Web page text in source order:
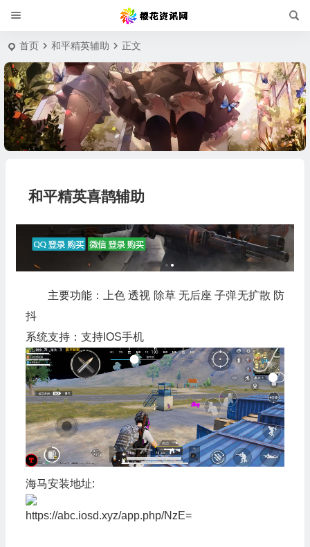
首页 和平精英辅助 正文
和平精英喜鹊辅助
主要功能：上色 透视 除草 无后座 子弹无扩散 防
抖
系统支持：支持IOS手机
海马安装地址:
https://abc.iosd.xyz/app.php/NzE=